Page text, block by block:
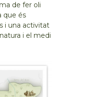
de fer oli
que és
i una activitat
i el medi